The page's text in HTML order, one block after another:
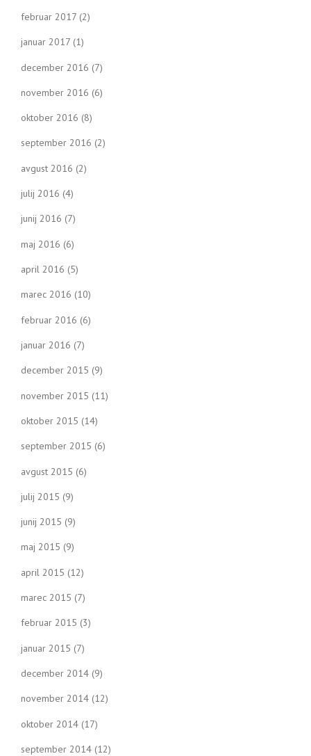
februar 2017 (2)
januar 2017 (1)
december 2016 (7)
november 2016 (6)
oktober 2016 (8)
september 2016 (2)
avgust 2016 (2)
julij 2016 (4)
junij 2016 (7)
maj 2016 (6)
april 2016 (5)
marec 2016 (10)
februar 2016 (6)
januar 2016 (7)
december 2015 (9)
november 2015 (11)
oktober 2015 (14)
september 2015 (6)
avgust 2015 (6)
julij 2015 (9)
junij 2015 (9)
maj 2015 (9)
april 2015 (12)
marec 2015 (7)
februar 2015 (3)
januar 2015 (7)
december 2014 (9)
november 2014 (12)
oktober 2014 (17)
september 2014 (12)